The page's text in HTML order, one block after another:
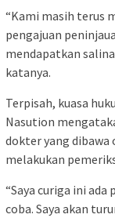
“Kami masih terus
pengajuan
mendapatkan
katanya.
Terpisah, kuasa
Nasution
dokter yang dibawa
melakukan
“Saya curiga ini
coba. Saya akan